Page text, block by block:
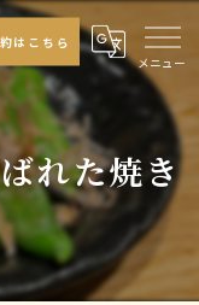
はこちら
れた焼き